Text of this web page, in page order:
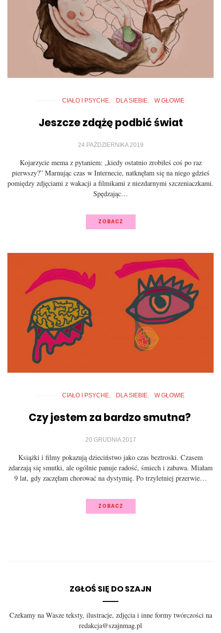
CIAŁO I PSYCHE DLA SIEBIE W GŁOWIE
Jeszcze zdążę podbić świat
24 PAŹDZIERNIKA 2019
Kojarzycie mema z pytaniem: „kiedy ostatnio zrobiłeś coś po raz
pierwszy?” Marnując czas w Internecie, natknęłam się na niego gdzieś
pomiędzy zdjęciami z wakacji a filmikami z niezdarnymi szczeniaczkami.
Spędzając…
ZOBACZ
CIAŁO I PSYCHE DLA SIEBIE W GŁOWIE
Czy jestem za bardzo smutna?
20 GRUDNIA 2017
Książki i filmy pokazują dzieciństwo jako czas beztroski. Czasem
zdarzają się smutki, ale ogólnie panuje radość, śmiech i zabawa. Miałam
9 lat, gdy zaczęłam chorować na dystymię. Po trzyletniej przerwie…
ZOBACZ
ZGŁOŚ SIĘ DO SZAJN
Czekamy na Wasze teksty, ilustracje, zdjęcia i inne formy twórczości na
redakcja@szajnmag.pl